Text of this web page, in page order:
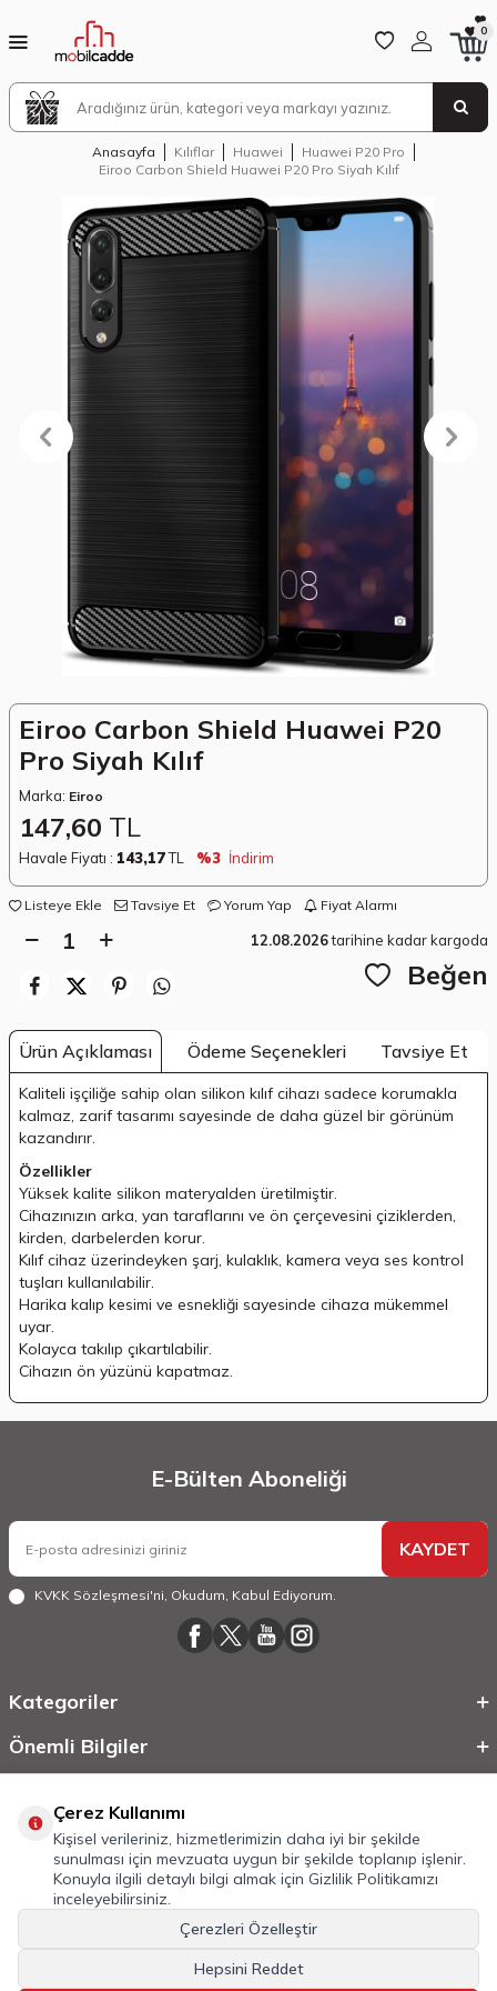
0
Anasayfa Kılıflar Huawei
Huawei P20 Pro
Eiroo Carbon Shield Huawei P20 Pro Siyah Kılıf
Eiroo Carbon Shield Huawei P20
Pro Siyah Kılıf
Marka: Eiroo
147,60 TL
Havale Fiyatı : 143,17TL %3 İndirim
Listeye Ekle Tavsiye Et Yorum Yap Fiyat Alarmı
12.08.2026tarihine kadar kargoda
Beğen
Ürün Açıklaması Ödeme Seçenekleri Tavsiye Et
Kaliteli işçiliğe sahip olan silikon kılıf cihazı sadece korumakla
kalmaz, zarif tasarımı sayesinde de daha güzel bir görünüm
kazandırır.
Özellikler
Yüksek kalite silikon materyalden üretilmiştir.
Cihazınızın arka, yan taraflarını ve ön çerçevesini çiziklerden,
kirden, darbelerden korur.
Kılıf cihaz üzerindeyken şarj, kulaklık, kamera veya ses kontrol
tuşları kullanılabilir.
Harika kalıp kesimi ve esnekliği sayesinde cihaza mükemmel
uyar.
Kolayca takılıp çıkartılabilir.
Cihazın ön yüzünü kapatmaz.
E-Bülten Aboneliği
KAYDET
KVKK Sözleşmesi'ni, Okudum, Kabul Ediyorum.
Kategoriler
Önemli Bilgiler
Çerez Kullanımı
Kişisel verileriniz, hizmetlerimizin daha iyi bir şekilde
sunulması için mevzuata uygun bir şekilde toplanıp işlenir.
Konuyla ilgili detaylı bilgi almak için Gizlilik Politikamızı
inceleyebilirsiniz.
Çerezleri Özelleştir
Hepsini Reddet